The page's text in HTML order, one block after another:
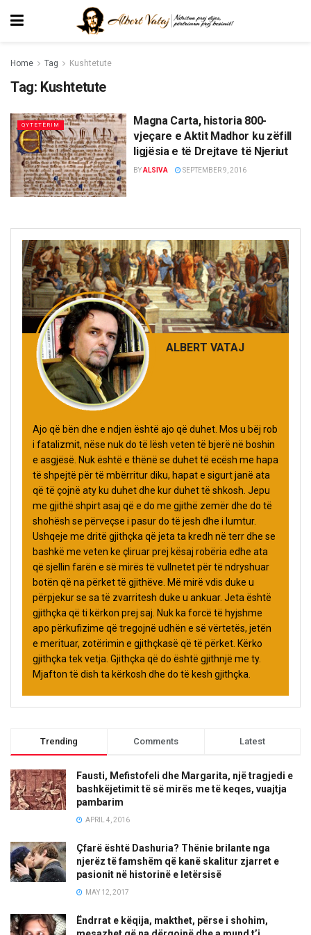
Home Tag Kushtetute
Tag: Kushtetute
QYTETËRIM
Magna Carta, historia 800-
vjeçare e Aktit Madhor ku zëfill
ligjësia e të Drejtave të Njeriut
BYALSIVA SEPTEMBER 9, 2016
ALBERT VATAJ
Ajo që bën dhe e ndjen është ajo që duhet. Mos u bëj rob
i fatalizmit, nëse nuk do të lësh veten të bjerë në boshin
e asgjësë. Nuk është e thënë se duhet të ecësh me hapa
të shpejtë për të mbërritur diku, hapat e sigurt janë ata
që të çojnë aty ku duhet dhe kur duhet të shkosh. Jepu
me gjithë shpirt asaj që e do me gjithë zemër dhe do të
shohësh se përveçse i pasur do të jesh dhe i lumtur.
Ushqeje me dritë gjithçka që jeta ta kredh në terr dhe se
bashkë me veten ke çliruar prej kësaj robëria edhe ata
që sjellin farën e së mirës të vullnetet për të ndryshuar
botën që na përket të gjithëve. Më mirë vdis duke u
përpjekur se sa të zvarritesh duke u ankuar. Jeta është
gjithçka që ti kërkon prej saj. Nuk ka forcë të hyjshme
apo përkufizime që tregojnë udhën e së vërtetës, jetën
e merituar, zotërimin e gjithçkasë që të përket. Kërko
gjithçka tek vetja. Gjithçka që do është gjithnjë me ty.
Mjafton të dish ta kërkosh dhe do të kesh gjithçka.
Trending Comments Latest
Fausti, Mefistofeli dhe Margarita, një tragjedi e
bashkëjetimit të së mirës me të keqes, vuajtja
pambarim
APRIL 4, 2016
Çfarë është Dashuria? Thënie brilante nga
njerëz të famshëm që kanë skalitur zjarret e
pasionit në historinë e letërsisë
MAY 12, 2017
Ëndrrat e këqija, makthet, përse i shohim,